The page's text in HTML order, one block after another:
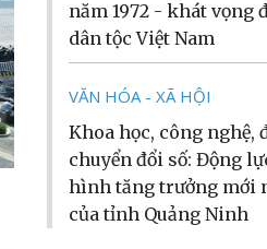
năm 1972 - khát vọng
dân tộc Việt Nam
VĂN HÓA - XÃ HỘI
Khoa học, công nghệ,
chuyển đổi số: Động
hình tăng trưởng mới
của tỉnh Quảng Ninh